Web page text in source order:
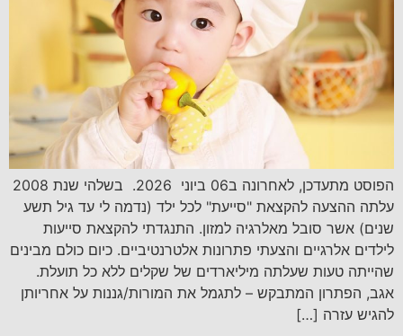
הפוסט מתעדכן, לאחרונה ב06 ביוני 2026. בשלהי שנת 2008
עלתה ההצעה להקצאת "סייעת" לכל ילד (נדמה לי עד גיל תשע
שנים) אשר סובל מאלרגיה למזון. התנגדתי להקצאת סייעות
לילדים אלרגיים והצעתי פתרונות אלטרנטיביים. כיום כולם מבינים
שהייתה טעות שעלתה מיליארדים של שקלים ללא כל תועלת.
אגב, הפתרון המתבקש – לתגמל את המורות/גננות על אחריותן
להגיש עזרה […]